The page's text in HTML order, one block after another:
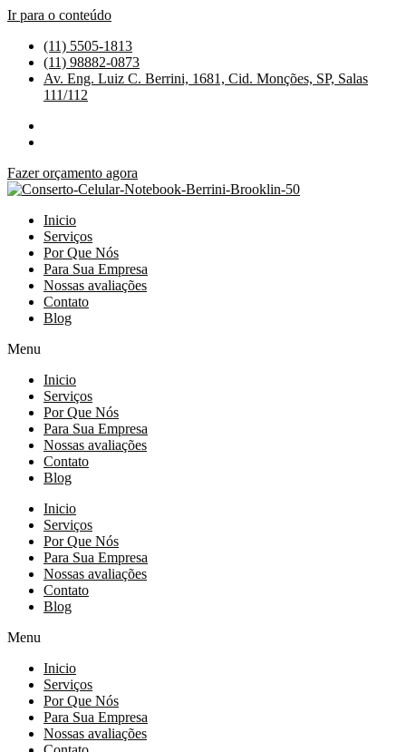
Ir para o conteúdo
(11) 5505-1813
(11) 98882-0873
Av. Eng. Luiz C. Berrini, 1681, Cid. Monções, SP, Salas
111/112
Fazer orçamento agora
Inicio
Serviços
Por Que Nós
Para Sua Empresa
Nossas avaliações
Contato
Blog
Menu
Inicio
Serviços
Por Que Nós
Para Sua Empresa
Nossas avaliações
Contato
Blog
Inicio
Serviços
Por Que Nós
Para Sua Empresa
Nossas avaliações
Contato
Blog
Menu
Inicio
Serviços
Por Que Nós
Para Sua Empresa
Nossas avaliações